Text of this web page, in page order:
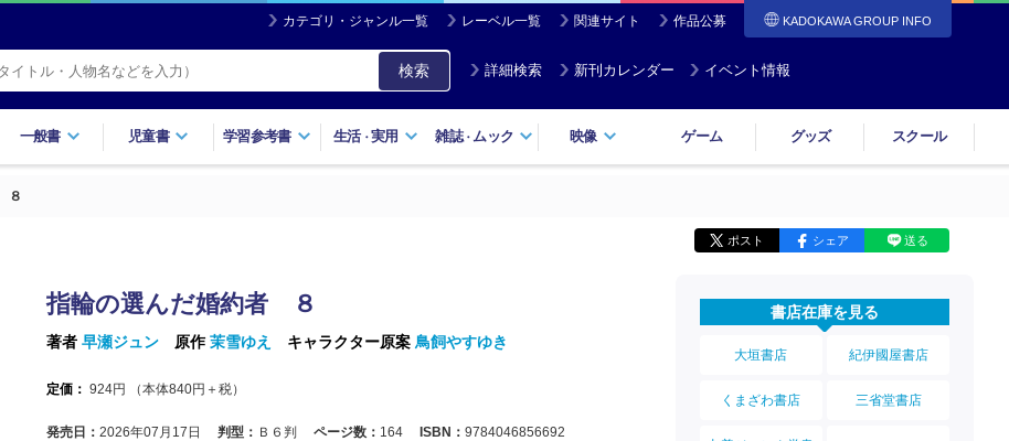
カテゴリ・ジャンル一覧 レーベル一覧 関連サイト 作品公募 KADOKAWA GROUP INFO
検索 詳細検索 新刊カレンダー イベント情報
一般書 児童書 学習参考書 生活・実用 雑誌・ ムック 映像 ゲーム グッズ スクール
８
ポスト シェア 送る
指輪の選んだ婚約者 ８
著者 早瀬ジュン 原作茉雪ゆえ キャラクター原案 鳥飼やすゆき
定価： 924円 （本体840円＋税）
発売日： 2026年07月17日 判型： Ｂ６判 ページ数： 164 ISBN： 9784046856692
書店在庫を見る
大垣書店 紀伊國屋書店
くまざわ書店 三省堂書店